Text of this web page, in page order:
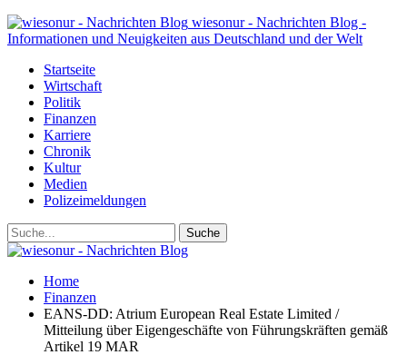
wiesonur - Nachrichten Blog -
Informationen und Neuigkeiten aus Deutschland und der Welt
Startseite
Wirtschaft
Politik
Finanzen
Karriere
Chronik
Kultur
Medien
Polizeimeldungen
Home
Finanzen
EANS-DD: Atrium European Real Estate Limited /
Mitteilung über Eigengeschäfte von Führungskräften gemäß
Artikel 19 MAR